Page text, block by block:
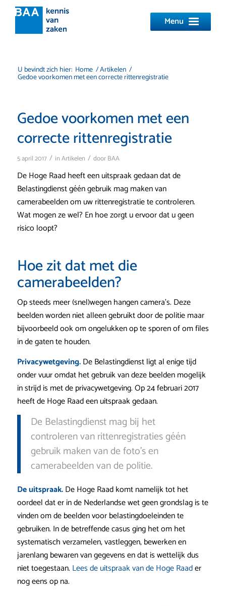
Menu
U bevindt zich hier: Home /Artikelen /
Gedoe voorkomen met een correcte rittenregistratie
Gedoe voorkomen met een
correcte rittenregistratie
5 april 2017 / inArtikelen / doorBAA
De Hoge Raad heeft een uitspraak gedaan dat de
Belastingdienst géén gebruik mag maken van
camerabeelden om uw rittenregistratie te controleren.
Wat mogen ze wel? En hoe zorgt u ervoor dat u geen
risico loopt?
Hoe zit dat met die
camerabeelden?
Op steeds meer (snel)wegen hangen camera’s. Deze
beelden worden niet alleen gebruikt door de politie maar
bijvoorbeeld ook om ongelukken op te sporen of om files
in de gaten te houden.
Privacywetgeving.De Belastingdienst ligt al enige tijd
onder vuur omdat het gebruik van deze beelden mogelijk
in strijd is met de privacywetgeving. Op 24 februari 2017
heeft de Hoge Raad een uitspraak gedaan.
De Belastingdienst mag bij het
controleren van rittenregistraties géén
gebruik maken van de foto’s en
camerabeelden van de politie.
De uitspraak.De Hoge Raad komt namelijk tot het
oordeel dat er in de Nederlandse wet geen grondslag is te
vinden om de beelden voor belastingdoeleinden te
gebruiken. In de betreffende casus ging het om het
systematisch verzamelen, vastleggen, bewerken en
jarenlang bewaren van gegevens en dat is wettelijk dus
niet toegestaan. Lees de uitspraak van de Hoge Raader
nog eens op na.